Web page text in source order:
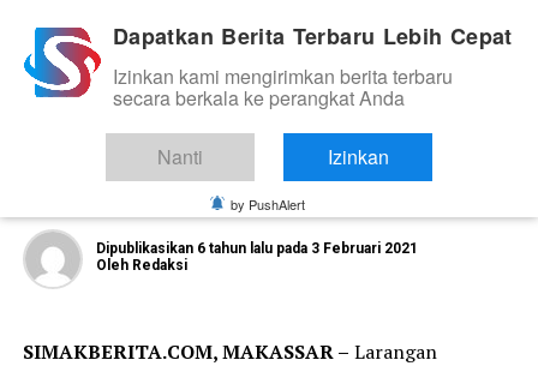
LEGISLATIF
Anggota DPRD Makassar Laksanakan
Reses Terkait Penertiban Fasum dan
Dipublikasikan 6 tahun lalu pada 3 Februari 2021
Oleh Redaksi
SIMAKBERITA.COM, MAKASSAR – Larangan
Dapatkan Berita Terbaru Lebih Cepat
Izinkan kami mengirimkan berita terbaru
secara berkala ke perangkat Anda
Nanti Izinkan
by PushAlert